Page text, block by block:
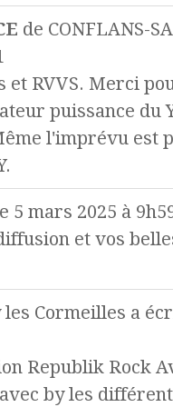
de CONFLANS-
et RVVS. Merci
puissance du
l'imprévu est
5 mars 2025 à
et vos
Cormeilles a
Republik Rock
by les